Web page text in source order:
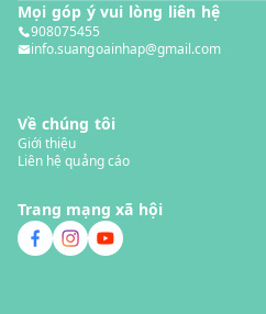
Mọi góp ý vui lòng liên hệ
908075455
info.suangoainhap@gmail.com
Về chúng tôi
Giới thiệu
Liên hệ quảng cáo
Trang mạng xã hội